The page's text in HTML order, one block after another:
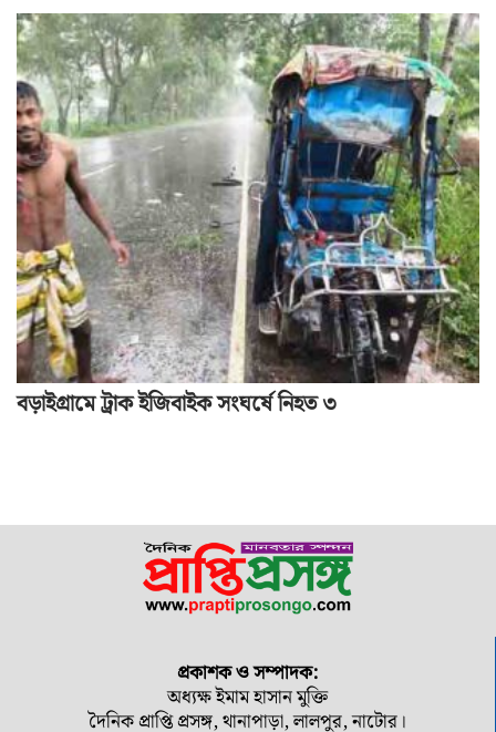
বড়াইগ্রামে ট্রাক ইজিবাইক সংঘর্ষে নিহত ৩
প্রকাশক ও সম্পাদক:
অধ্যক্ষ ইমাম হাসান মুক্তি
দৈনিক প্রাপ্তি প্রসঙ্গ, থানাপাড়া, লালপুর, নাটোর।